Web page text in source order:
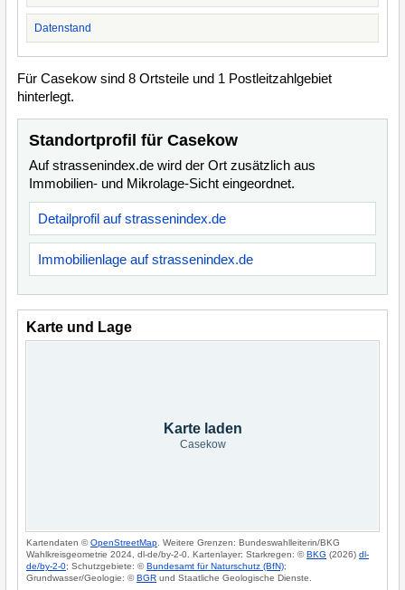
Datenstand
Für Casekow sind 8 Ortsteile und 1 Postleitzahlgebiet
hinterlegt.
Standortprofil für Casekow
Auf strassenindex.de wird der Ort zusätzlich aus
Immobilien- und Mikrolage-Sicht eingeordnet.
Detailprofil auf strassenindex.de
Immobilienlage auf strassenindex.de
Karte und Lage
Karte laden
Casekow
Kartendaten ©OpenStreetMap . Weitere Grenzen: Bundeswahlleiterin/BKG
Wahlkreisgeometrie 2024, dl-de/by-2-0. Kartenlayer: Starkregen: ©BKG (2026) dl-
de/by-2-0; Schutzgebiete: ©Bundesamt für Naturschutz (BfN);
Grundwasser/Geologie: ©BGR und Staatliche Geologische Dienste.